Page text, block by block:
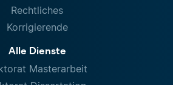
Rechtliches
Korrigierende
Alle Dienste
Masterarbeit